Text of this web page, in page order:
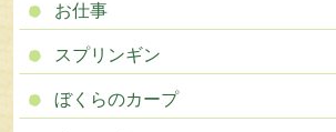
お仕事
スプリンギン
ぼくらのカープ